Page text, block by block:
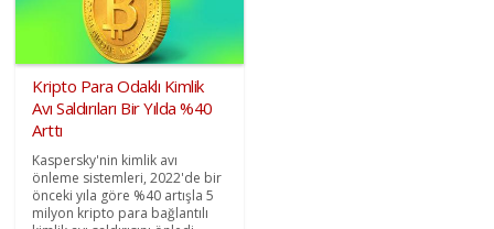
Kripto Para Odaklı Kimlik
Avı Saldırıları Bir Yılda %40
Arttı
Kaspersky'nin kimlik avı
önleme sistemleri, 2022'de bir
önceki yıla göre %40 artışla 5
milyon kripto para bağlantılı